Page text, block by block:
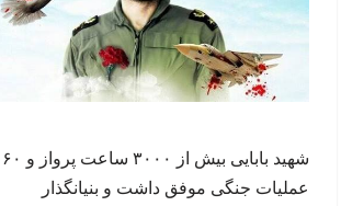
شهید بابایی بیش از ۳۰۰۰ ساعت پرواز و ۶۰
عملیات جنگی موفق داشت و بنیانگذار